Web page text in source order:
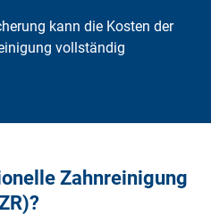
kann die Kosten der
vollständig
Zahnreinigung